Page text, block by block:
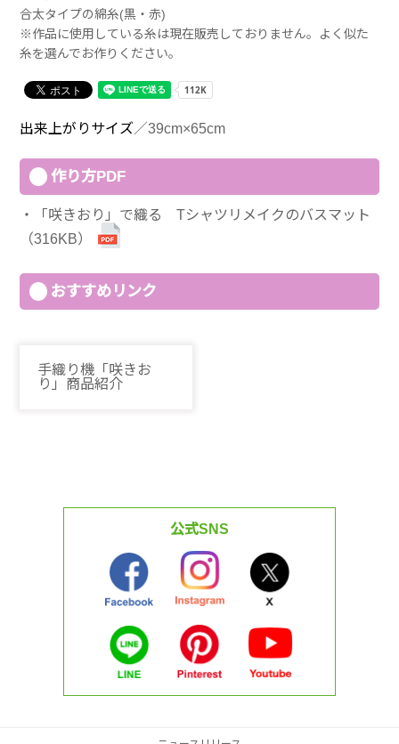
合太タイプの綿糸(黒・赤)
※作品に使用している糸は現在販売しておりません。よく似た
糸を選んでお作りください。
出来上がりサイズ／39cm×65cm
作り方PDF
「咲きおり」で織る Tシャツリメイクのバスマット
（316KB）
おすすめリンク
手織り機「咲きお
り」商品紹介
公式SNS